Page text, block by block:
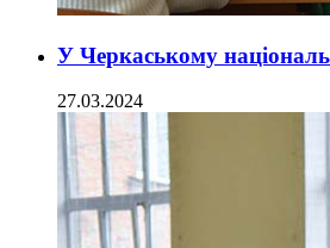
У Черкаському
27.03.2024